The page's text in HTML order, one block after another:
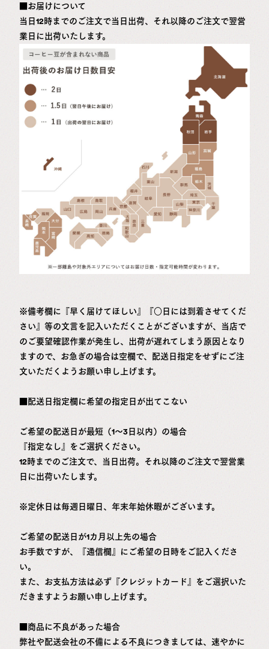
■お届けについて
当日12時までのご注文で当日出荷、それ以降のご注文で翌営
業日に出荷いたします。
※備考欄に『早く届けてほしい』『○日には到着させてくだ
さい』等の文言を記入いただくことがございますが、当店で
のご要望確認作業が発生し、出荷が遅れてしまう原因となり
ますので、お急ぎの場合は空欄で、配送日指定をせずにご注
文いただくようお願い申し上げます。
■配送日指定欄に希望の指定日が出てこない
ご希望の配送日が最短（1～3日以内）の場合
『指定なし』をご選択ください。
12時までのご注文で、当日出荷。それ以降のご注文で翌営業
日に出荷いたします。
※定休日は毎週日曜日、年末年始休暇がございます。
ご希望の配送日が1カ月以上先の場合
お手数ですが、『通信欄』にご希望の日時をご記入くださ
い。
また、お支払方法は必ず 『クレジットカード』をご選択いた
だきますようお願い申し上げます。
■商品に不良があった場合
弊社や配送会社の不備による不良につきましては、速やかに